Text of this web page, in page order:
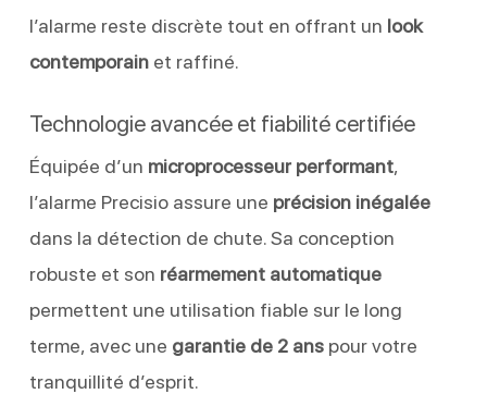
l’alarme reste discrète tout en offrant un look
contemporainet raffiné.
Technologie avancée et fiabilité certifiée
Équipée d’un microprocesseur performant,
l’alarme Precisio assure une précision inégalée
dans la détection de chute. Sa conception
robuste et son réarmement automatique
permettent une utilisation fiable sur le long
terme, avec une garantie de 2 anspour votre
tranquillité d’esprit.